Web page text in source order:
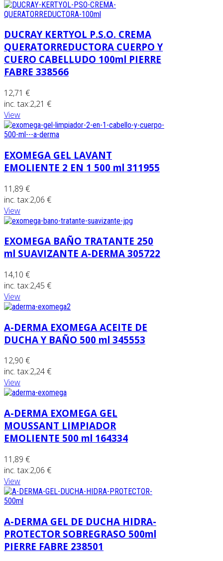
DUCRAY KERTYOL P.S.O. CREMA
QUERATORREDUCTORA CUERPO Y
CUERO CABELLUDO 100ml PIERRE
FABRE 338566
12,71 €
inc. tax:2,21 €
View
EXOMEGA GEL LAVANT
EMOLIENTE 2 EN 1 500 ml 311955
11,89 €
inc. tax:2,06 €
View
EXOMEGA BAÑO TRATANTE 250
ml SUAVIZANTE A-DERMA 305722
14,10 €
inc. tax:2,45 €
View
A-DERMA EXOMEGA ACEITE DE
DUCHA Y BAÑO 500 ml 345553
12,90 €
inc. tax:2,24 €
View
A-DERMA EXOMEGA GEL
MOUSSANT LIMPIADOR
EMOLIENTE 500 ml 164334
11,89 €
inc. tax:2,06 €
View
A-DERMA GEL DE DUCHA HIDRA-
PROTECTOR SOBREGRASO 500ml
PIERRE FABRE 238501